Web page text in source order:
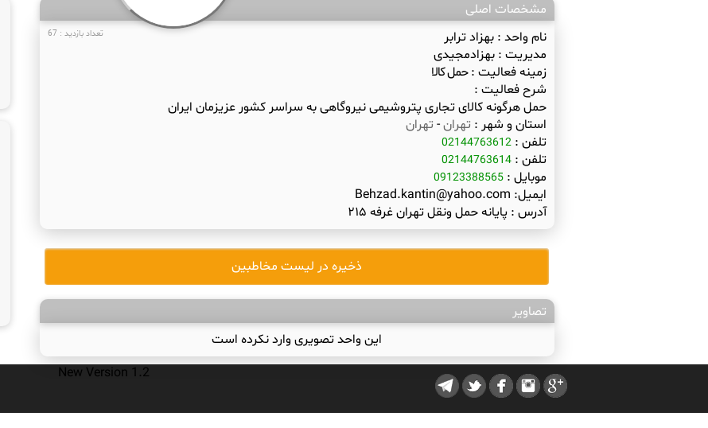
مشخصات اصلی
تعداد بازدید : 67 نام واحد :بهزاد ترابر
مدیریت :بهزادمجیدی
زمینه فعالیت :حمل کالا
شرح فعالیت :
حمل هرگونه کالای تجاری پتروشیمی نیروگاهی به سراسر کشور عزیزمان ایران
استان و شهر : تهران- تهران
تلفن :02144763612
تلفن :02144763614
موبایل :09123388565
ایمیل: Behzad.kantin@yahoo.com
آدرس :پایانه حمل ونقل تهران غرفه ۲۱۵
ذخیره در لیست مخاطبین
تصاویر
این واحد تصویری وارد نکرده است
New Version 1.2